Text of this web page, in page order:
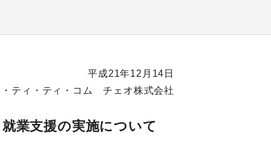
平成21年12月14日
・ティ・ティ・コム チェオ株式会社
業支援の実施について